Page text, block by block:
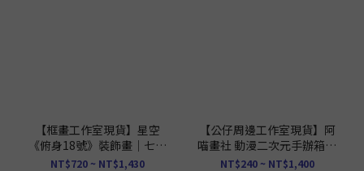
【框畫工作室現貨】星空
《俯身18號》裝飾畫｜七龍
珠
NT$720 ~ NT$1,430
【公仔周邊工作室現貨】阿
喵畫社 動漫二次元手辦箱第
二彈
NT$240 ~ NT$1,400